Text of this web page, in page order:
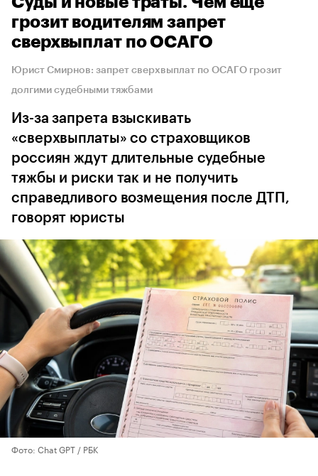
грозит водителям запрет
сверхвыплат по ОСАГО
Юрист Смирнов: запрет сверхвыплат по ОСАГО грозит
долгими судебными тяжбами
Из-за запрета взыскивать
«сверхвыплаты» со страховщиков
россиян ждут длительные судебные
тяжбы и риски так и не получить
справедливого возмещения после ДТП,
говорят юристы
Фото: Chat GPT / РБК